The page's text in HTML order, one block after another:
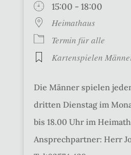
15:00 - 18:00
Heimathaus
Termin für alle
Kartenspielen
Die Männer spielen
dritten Dienstag im
bis 18.00 Uhr im
Ansprechpartner: Herr